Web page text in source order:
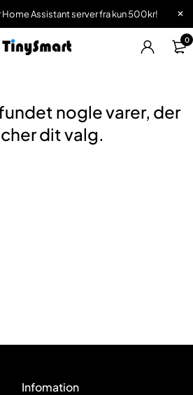
Home Assistant server fra kun 500kr!
0
nogle varer, der
dit valg.
Infomation